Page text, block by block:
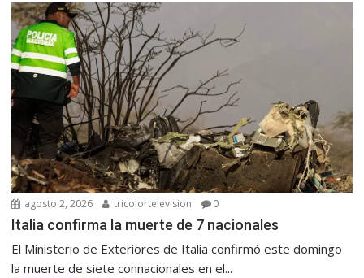
agosto 2, 2026 tricolortelevision 0
Italia confirma la muerte de 7 nacionales
El Ministerio de Exteriores de Italia confirmó este domingo
la muerte de siete connacionales en el...